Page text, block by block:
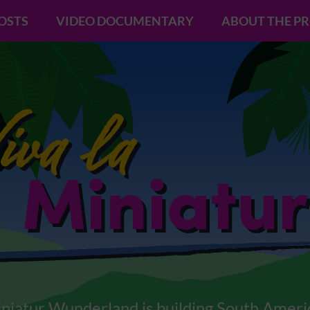
VIDEO DOCUMENTARY ABOUT THE